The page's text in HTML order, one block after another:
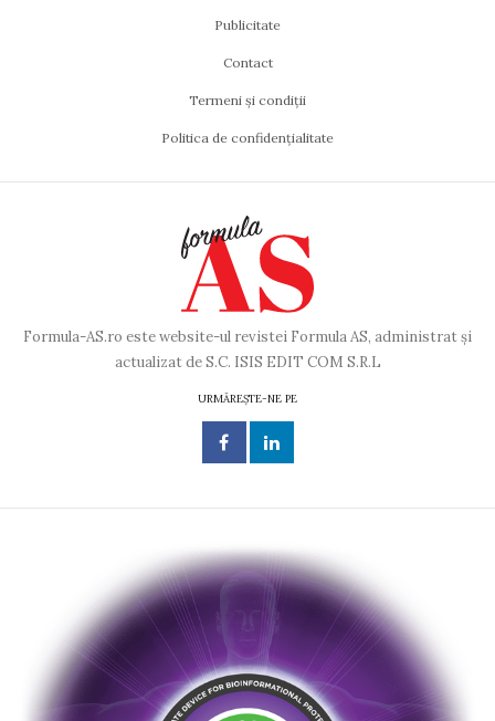
Publicitate
Contact
Termeni și condiții
Politica de confidențialitate
Formula-AS.ro este website-ul revistei Formula AS, administrat și
actualizat de S.C. ISIS EDIT COM S.R.L
URMĂREȘTE-NE PE